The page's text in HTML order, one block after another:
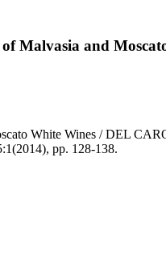
Malvasia and
White Wines / DEL
pp. 128-138.